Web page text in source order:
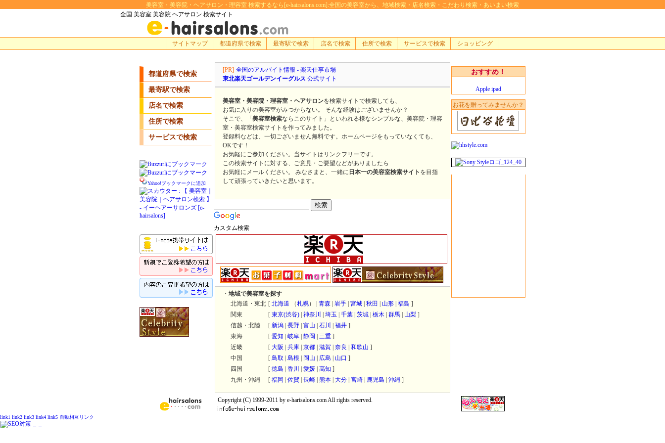
美容室・美容院・ヘアサロン・理容室 検索するなら[e-hairsalons.com]:全国の美容室から、地域検索・店名検索・こだわり検索・あいまい検索
全国 美容室 美容院 ヘアサロン 検索サイト
サイトマップ 都道府県で検索 最寄駅で検索 店名で検索 住所で検索 サービスで検索 ショッピング
[PR] 全国のアルバイト情報 - 楽天仕事市場
東北楽天ゴールデンイーグルス 公式サイト
美容室・美容院・理容室・ヘアサロンを検索サイトで検索しても、
お気に入りの美容室がみつからない。 そんな経験はございませんか？
そこで、「 美容室検索ならこのサイト」といわれる様なシンプルな、美容院・理容
室・美容室検索サイトを作ってみました。
登録料などは、一切ございません無料です。ホームページをもっていなくても、
OKです！
お気軽にご参加ください。当サイトはリンクフリーです。
この検索サイトに対する、ご意見・ご要望などがありましたら
お気軽にメールください。 みなさまと、一緒に 日本一の美容室検索サイト を目指
して頑張っていきたいと思います。
カスタム検索
・ 地域で美容室を探す
北海道・東北 [ 北海道 （札幌） | 青森 岩手 宮城 秋田 山形 福島 ]
関東
[ 東京(渋谷) 神奈川 埼玉 千葉 茨城 栃木 群馬 山梨 ]
信越・北陸
[ 新潟 長野 富山 石川 福井 ]
東海
[ 愛知 岐阜 静岡 三重 ]
近畿
[ 大阪 兵庫 京都 滋賀 奈良 和歌山 ]
中国
[ 鳥取 島根 岡山 広島 山口 ]
四国
[ 徳島 香川 愛媛 高知 ]
九州・沖縄
[ 福岡 佐賀 長崎 熊本 大分 宮崎 鹿児島 沖縄 ]
おすすめ！
Apple ipad
お花を贈ってみませんか？
都道府県で検索
最寄駅で検索
店名で検索
住所で検索
サービスで検索
Yahoo!ブックマークに追加
Copyright (C) 1999-2011 by e-harisalons.com All rights reserved.
link1 link2 link3 link4 link5 自動相互リンク